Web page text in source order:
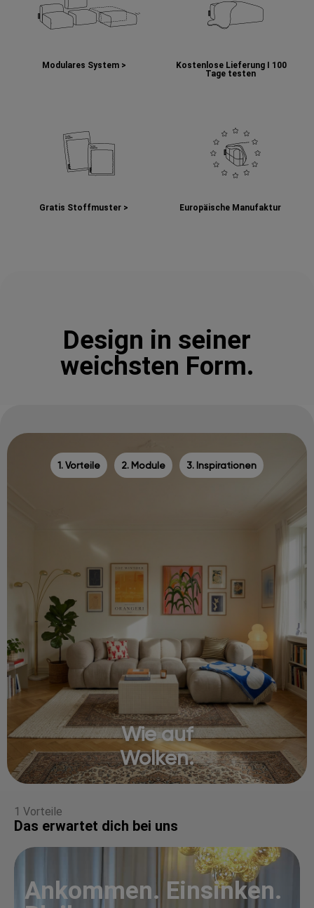
Modulares System > Kostenlose Lieferung I 100
Tage testen
Gratis Stoffmuster > Europäische Manufaktur
Design in seiner
weichsten Form.
1. Vorteile 2. Module 3. Inspirationen
Wie auf
Wolken.
1 Vorteile
Das erwartet dich bei uns
Ankommen. Einsinken.